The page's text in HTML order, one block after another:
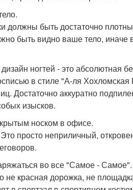
должны быть достаточно
быть видно ваше тело,
ногтей - это абсолютная
в стиле "А-ля Хохломская
Достаточно аккуратно
изысков.
носком в офисе.
просто неприличный,
во все "Самое - Самое".
не красная дорожка, не